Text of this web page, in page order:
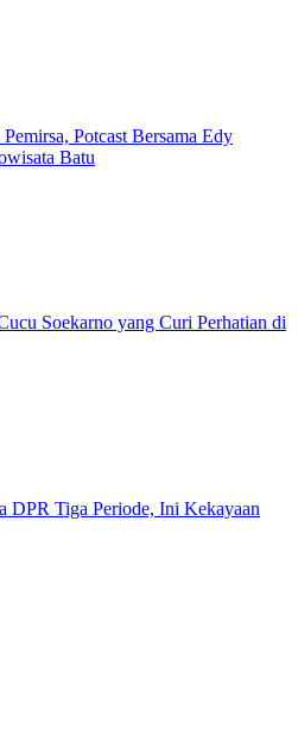
Potcast Bersama Edy
Batu
Soekarno yang Curi Perhatian di
DPR Tiga Periode, Ini Kekayaan